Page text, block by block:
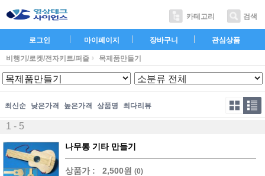
카테고리 검색
로그인 마이페이지 장바구니 관심상품
비행기/로켓/전자키트/퍼즐 목제품만들기
최신순 낮은가격 높은가격 상품명 최다리뷰
1 - 5
나무통 기타 만들기
상품가 : 2,500원 (0)